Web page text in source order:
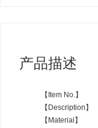
产品描述
【 Item No.】
【 Description 】
【 Material 】